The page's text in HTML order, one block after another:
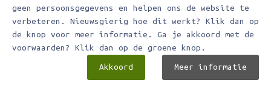
geen persoonsgegevens en helpen ons de website te
verbeteren. Nieuwsgierig hoe dit werkt? Klik dan op
de knop voor meer informatie. Ga je akkoord met de
voorwaarden? Klik dan op de groene knop.
Akkoord Meer informatie
€ 7,95